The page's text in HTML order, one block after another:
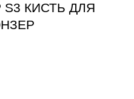
S3 КИСТЬ ДЛЯ